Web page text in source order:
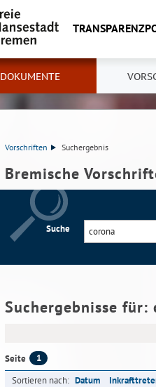
DOKUMENTE
Vorschriften Suchergebnis
Bremische
Suche
Suchergebnisse für:
Seite 1
Sortieren nach: Datum